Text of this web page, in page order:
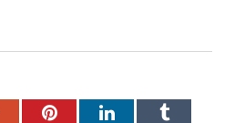
Google+PinterestLinkedInTumblr